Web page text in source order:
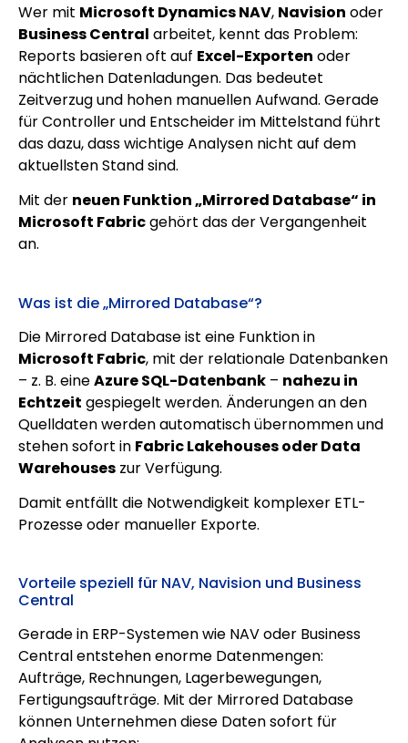
Wer mit Microsoft Dynamics NAV, Navision oder
Business Central arbeitet, kennt das Problem:
Reports basieren oft auf Excel-Exporten oder
nächtlichen Datenladungen. Das bedeutet
Zeitverzug und hohen manuellen Aufwand. Gerade
für Controller und Entscheider im Mittelstand führt
das dazu, dass wichtige Analysen nicht auf dem
aktuellsten Stand sind.
Mit der neuen Funktion „Mirrored Database“ in
Microsoft Fabricgehört das der Vergangenheit
an.
Was ist die „Mirrored Database“?
Die Mirrored Database ist eine Funktion in
Microsoft Fabric, mit der relationale Datenbanken
– z. B. eineAzure SQL-Datenbank – nahezu in
Echtzeit gespiegelt werden. Änderungen an den
Quelldaten werden automatisch übernommen und
stehen sofort in Fabric Lakehouses oder Data
Warehouses zur Verfügung.
Damit entfällt die Notwendigkeit komplexer ETL-
Prozesse oder manueller Exporte.
Vorteile speziell für NAV, Navision und Business
Central
Gerade in ERP-Systemen wie NAV oder Business
Central entstehen enorme Datenmengen:
Aufträge, Rechnungen, Lagerbewegungen,
Fertigungsaufträge. Mit der Mirrored Database
können Unternehmen diese Daten sofort für